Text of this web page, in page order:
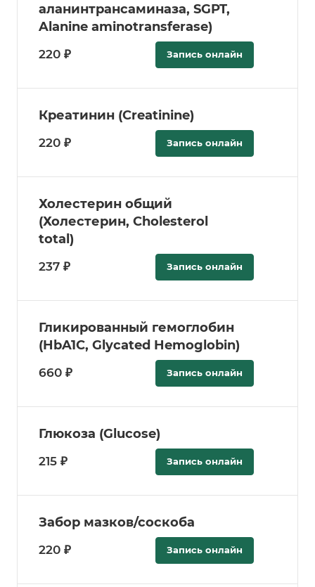
аланинтрансаминаза, SGPT,
Alanine aminotransferase)
220 ₽ Запись онлайн
Креатинин (Creatinine)
220 ₽ Запись онлайн
Холестерин общий
(Холестерин, Cholesterol
total)
237 ₽ Запись онлайн
Гликированный гемоглобин
(HbA1С, Glycated Hemoglobin)
660 ₽ Запись онлайн
Глюкоза (Glucose)
215 ₽ Запись онлайн
Забор мазков/соскоба
220 ₽ Запись онлайн